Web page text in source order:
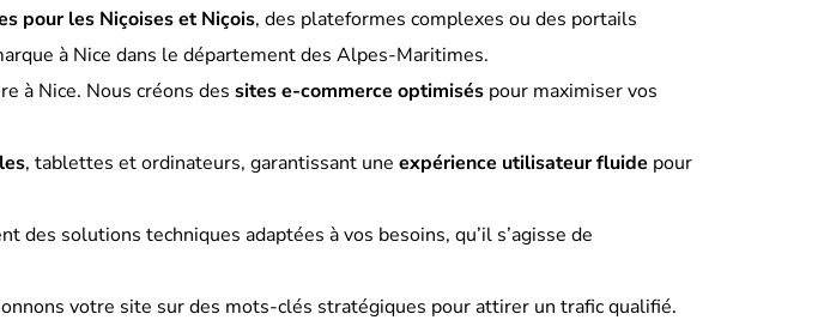
pour les Niçoises et Niçois, des plateformes complexes ou des portails
à Nice dans le département des Alpes-Maritimes.
à Nice. Nous créons des sites e-commerce optimiséspour maximiser vos
, tablettes et ordinateurs, garantissant une expérience utilisateur fluide pour
des solutions techniques adaptées à vos besoins, qu’il s’agisse de
votre site sur des mots-clés stratégiques pour attirer un trafic qualifié.